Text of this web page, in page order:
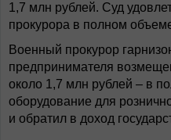
1,7 млн рублей. Суд
прокурора в полном
Военный прокурор
предпринимателя
около 1,7 млн рублей – в
оборудование для
и обратил в доход